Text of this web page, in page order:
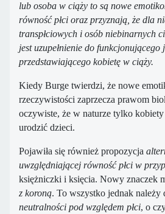
lub osoba w ciąży to są nowe
równość płci oraz przyznają, że dla
transpłciowych i osób niebinarnych
jest uzupełnienie do funkcjonującego
przedstawiającego kobietę w ciąży.
Kiedy Burge twierdzi, że nowe
rzeczywistości zaprzecza prawom
oczywiste, że w naturze tylko
urodzić dzieci.
Pojawiła się również propozycja
uwzględniającej równość płci w
księżniczki i księcia. Nowy znaczek
z koroną. To wszystko jednak należy
neutralności pod względem płci, o